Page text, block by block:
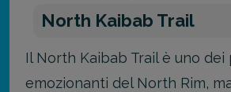
North Kaibab Trail
Il North Kaibab Trail è uno dei
emozionanti del North Rim,